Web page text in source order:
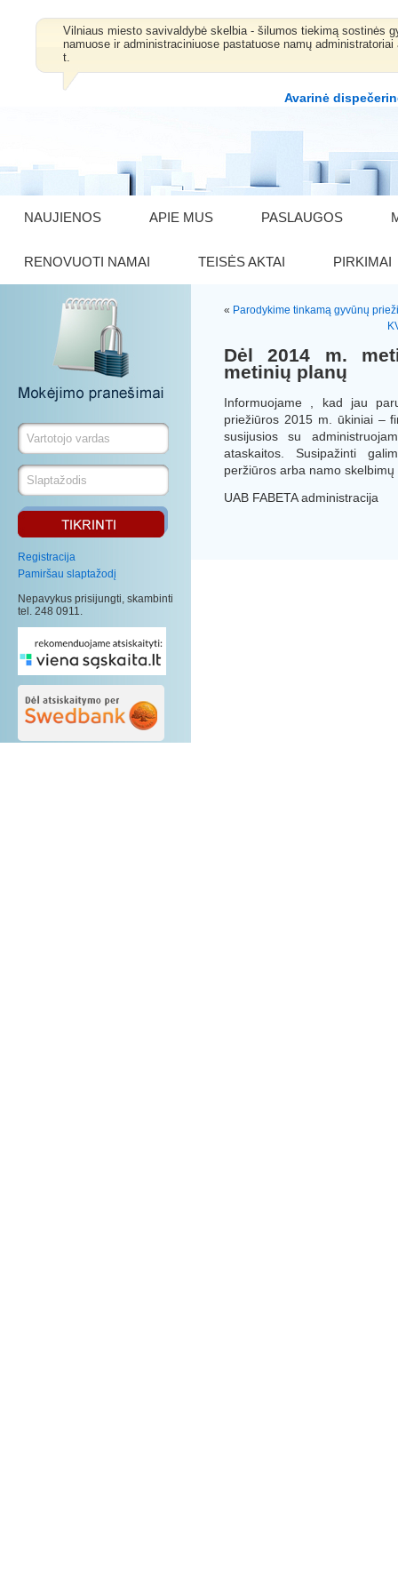
Vilniaus miesto savivaldybė skelbia - šilumos tiekimą sostinės
namuose ir administraciniuose pastatuose namų
t.
Avarinė
NAUJIENOS APIE MUS PASLAUGOS
RENOVUOTI NAMAI TEISĖS AKTAI PIRKIMAI
Registracija
Pamiršau slaptažodį
Nepavykus prisijungti, skambinti
tel. 248 0911.
« Parodykime tinkamą gyvūnų
Dėl 2014 m.
metinių planų
Informuojame , kad jau
priežiūros 2015 m. ūkiniai –
susijusios su
ataskaitos. Susipažinti
peržiūros arba namo skelbimų
UAB FABETA administracija